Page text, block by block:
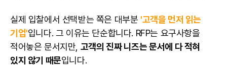
실제 입찰에서 선택받는 쪽은 대부분 '고객을 먼저 읽는
기업'입니다. 그 이유는 단순합니다. RFP는 요구사항을
적어놓은 문서지만, 고객의 진짜 니즈는 문서에 다 적혀
있지 않기 때문입니다.